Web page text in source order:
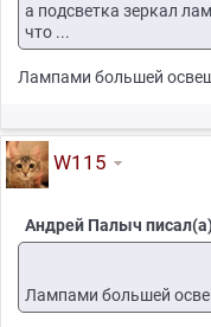
а подсветка зеркал
что ...
Лампами большей
W115
Андрей Палыч
Лампами большей